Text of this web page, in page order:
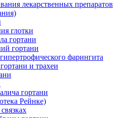
лекарственных препаратов
глотки
гортани
гортани
фарингита
и трахеи
гортани
Рейнке)